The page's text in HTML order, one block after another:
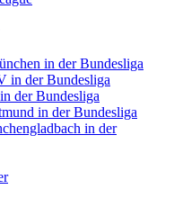
in der Bundesliga
in der Bundesliga
der Bundesliga
in der Bundesliga
in der